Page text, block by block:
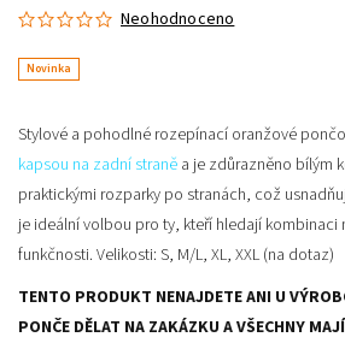
Novinka
Neohodnoceno
Stylové a pohodlné rozepínací oranžové pončo
kapsou na zadní straně a je zdůrazněno bílým
praktickými rozparky po stranách, což
je ideální volbou pro ty, kteří hledají kombinaci
funkčnosti. Velikosti: S, M/L, XL, XXL (na dotaz)
TENTO PRODUKT NENAJDETE ANI U
PONČE DĚLAT NA ZAKÁZKU A VŠECHNY